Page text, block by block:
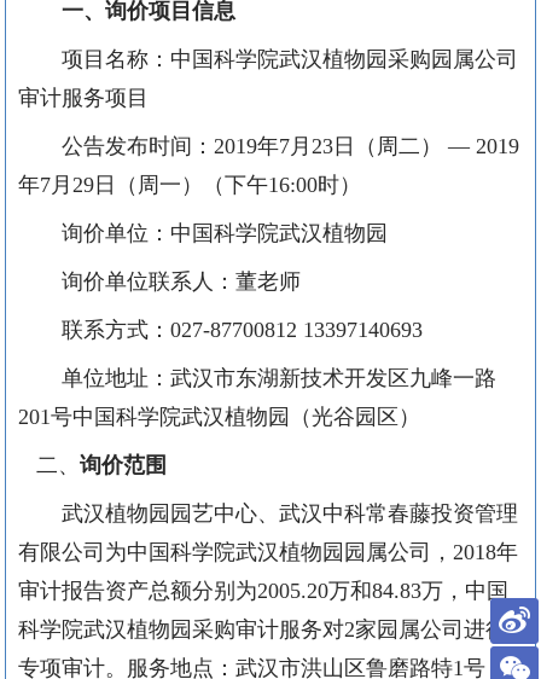
一、询价项目信息
项目名称： 中国科学院武汉植物园采购园属公司
审计服务项目
公告发布时间： 2019年7 月 23日（周 二 ） — 2019
年7 月 29日（周一 ）（下午16:00时）
询价单位：中国科学院武汉植物园
询价单位联系人： 董老师
联系方式： 027-87700812 13397140693
单位地址：武汉市东湖新技术开发区九峰一路
201号中国科学院武汉植物园（光谷园区）
二、 询价范围
武汉植物园园艺中心、武汉中科常春藤投资管理
有限公司 为中国科学院武汉植物园园属公司， 2018年
审计报告资产总额分别为2005.20万和84.83万，中国
科学院武汉植物园采购审计服务对2家园属公司 进行
专项审计。服务地点：武汉市洪山区鲁磨路特1号